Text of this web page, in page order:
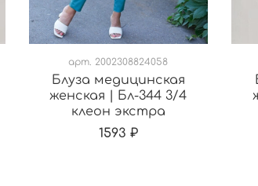
арт. 2002308824058
Блуза медицинская
женская | Бл-344 3/4
клеон экстра
1593 ₽